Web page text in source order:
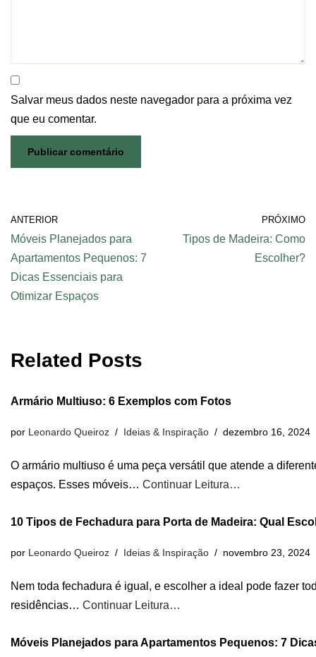
Salvar meus dados neste navegador para a próxima vez
que eu comentar.
ANTERIOR
Móveis Planejados para
Apartamentos Pequenos: 7
Dicas Essenciais para
Otimizar Espaços
PRÓXIMO
Tipos de Madeira: Como
Escolher?
Related Posts
Armário Multiuso: 6 Exemplos com Fotos
por Leonardo Queiroz Ideias & Inspiração dezembro 16, 2024
O armário multiuso é uma peça versátil que atende a
espaços. Esses móveis… Continuar Leitura…
10 Tipos de Fechadura para Porta de Madeira: Qual
por Leonardo Queiroz Ideias & Inspiração novembro 23, 2024
Nem toda fechadura é igual, e escolher a ideal pode fazer
residências… Continuar Leitura…
Móveis Planejados para Apartamentos Pequenos: 7